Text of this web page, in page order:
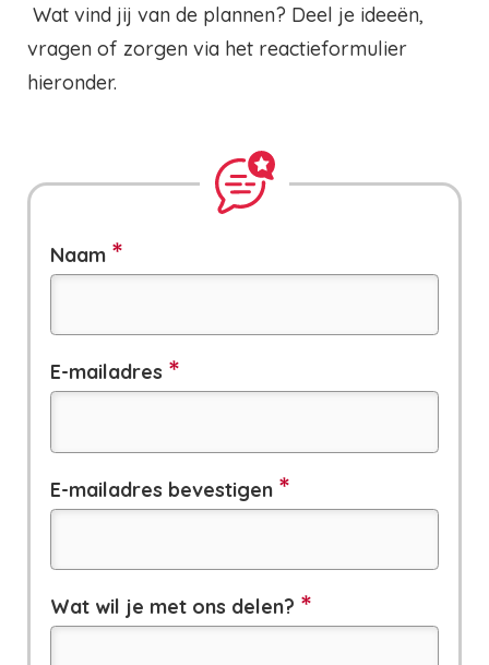
Wat vind jij van de plannen? Deel je ideeën,
vragen of zorgen via het reactieformulier
hieronder.
Naam
E-
E-mailadres
E-mailadres bevestigen
Wat wil je met ons delen?